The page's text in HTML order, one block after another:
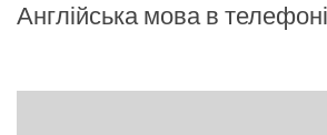
Англійська мова в телефоні